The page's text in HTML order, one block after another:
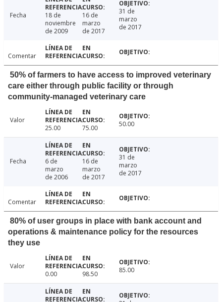
Fecha
18 de
noviembre
de 2009
16 de
marzo
de 2017
31 de
marzo
de 2017
Comentar
50% of farmers to have access to improved veterinary
care either through public facility or through
community-managed veterinary care
Valor
25.00
75.00 50.00
Fecha
6 de
marzo
de 2006
16 de
marzo
de 2017
31 de
marzo
de 2017
Comentar
80% of user groups in place with bank account and
operations & maintenance policy for the resources
they use
Valor
0.00
98.50 85.00